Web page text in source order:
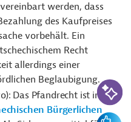
werden, dass
des Kaufpreises
vorbehält. Ein
Recht
allerdings einer
Beglaubigung.
Das Pfandrecht ist in
Bürgerlichen
KI-